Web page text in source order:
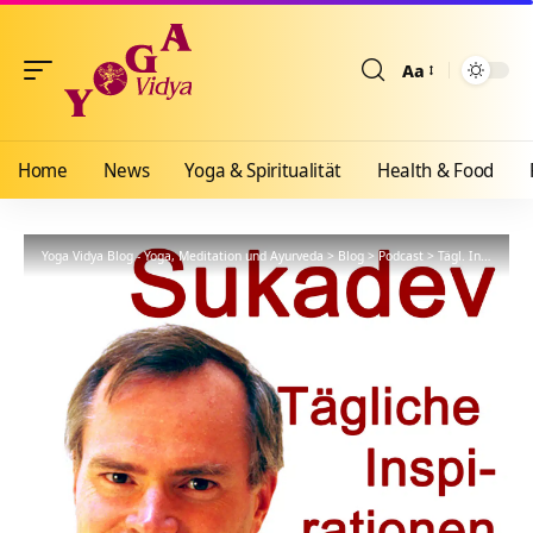
Aa
Home News Yoga & Spiritualität Health & Food
Yoga Vidya Blog - Yoga, Meditation und Ayurveda>Blog>Podcast>Tägl. Inspiration